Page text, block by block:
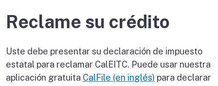
Reclame su crédito
Uste debe presentar su declaración de impuesto
estatal para reclamar CalEITC. Puede usar nuestra
aplicación gratuita CalFile (en inglés) para declarar